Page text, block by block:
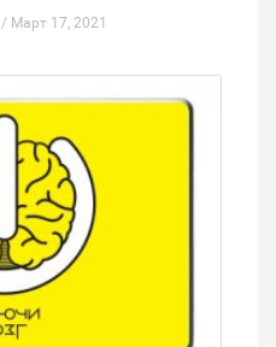
/ Март 17, 2021